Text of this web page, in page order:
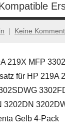
Keine
219X MFP
für HP 219A
3202DN
Gelb 4-Pack